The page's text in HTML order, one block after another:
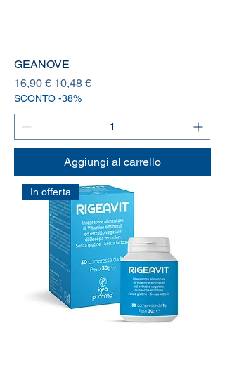
GEANOVE
Prezzo regolare
16,90 € Prezzo scontato
10,48 €
SCONTO -38%
Aggiungi al carrello
In offerta